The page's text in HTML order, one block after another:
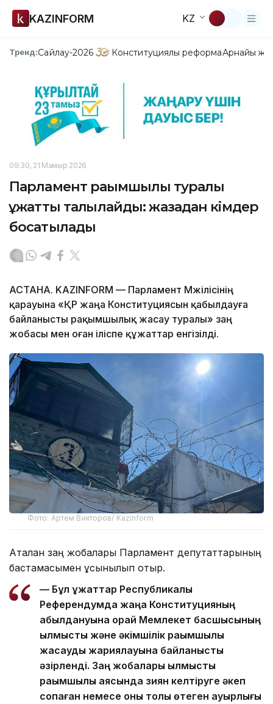
KAZINFORM KZ
Тренд:Сайлау-2026 Конституциялық реформаАрнайы
09:30, 21 Мамыр 2026
Парламент рақымшылық туралы
құжатты талқылайды: жазадан кімдер
босатылады
АСТАНА. KAZINFORM — Парламент Мәжілісінің
қарауына «ҚР жаңа Конституциясын қабылдауға
байланысты рақымшылық жасау туралы» заң
жобасы мен оған іліспе құжаттар енгізілді.
Фото: Артем Викторов/ Kazinform
Аталған заң жобалары Парламент депутаттарының
бастамасымен ұсынылып отыр.
— Бұл құжаттар Республикалық
Референдумда жаңа Конституцияның
қабылдануына орай Мемлекет басшысының
қылмыстық және әкімшілік рақымшылық
жасауды жариялауына байланысты
әзірленді. Заң жобалары қылмыстық
рақымшылық аясында зиян келтіруге әкеп
соқпаған немесе оны толық өтеген ауырлығы